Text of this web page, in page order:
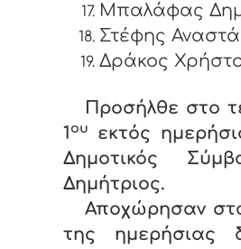
Μπαλάφας
Στέφης
Δράκος
Προσήλθε στο
1 ου
εκτός
Δημοτικός
Δημήτριος.
Αποχώρησαν
της ημερήσιας